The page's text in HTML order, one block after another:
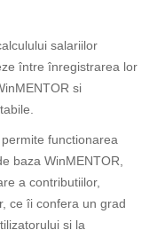
salariilor
între înregistrarea lor
si
functionarea
baza WinMENTOR,
a contributiilor,
ce îi confera un grad
si la